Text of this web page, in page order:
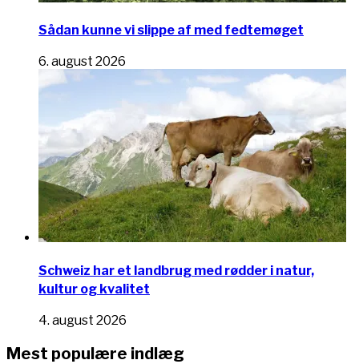
Sådan kunne vi slippe af med fedtemøget
6. august 2026
Schweiz har et landbrug med rødder i natur,
kultur og kvalitet
4. august 2026
Mest populære indlæg